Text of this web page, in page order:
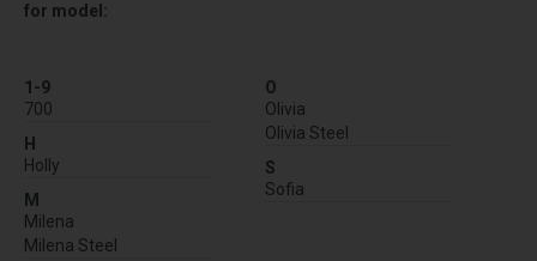
for model:
1-9
700
H
Holly
M
Milena
Milena Steel
O
Olivia
Olivia Steel
S
Sofia